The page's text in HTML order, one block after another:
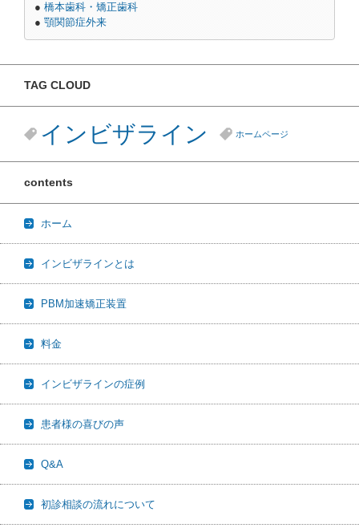
● 橋本歯科・矯正歯科
● 顎関節症外来
TAG CLOUD
インビザライン ホームページ
contents
ホーム
インビザラインとは
PBM加速矯正装置
料金
インビザラインの症例
患者様の喜びの声
Q&A
初診相談の流れについて